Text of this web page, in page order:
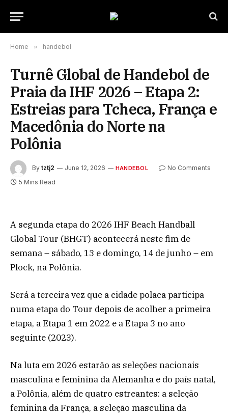
Home » handebol
Turnê Global de Handebol de
Praia da IHF 2026 – Etapa 2:
Estreias para Tcheca, França e
Macedônia do Norte na
Polônia
By tztj2 June 12, 2026 HANDEBOL
No Comments
5 Mins Read
A segunda etapa do 2026 IHF Beach Handball
Global Tour (BHGT) acontecerá neste fim de
semana – sábado, 13 e domingo, 14 de junho – em
Plock, na Polônia.
Será a terceira vez que a cidade polaca participa
numa etapa do Tour depois de acolher a primeira
etapa, a Etapa 1 em 2022 e a Etapa 3 no ano
seguinte (2023).
Na luta em 2026 estarão as seleções nacionais
masculina e feminina da Alemanha e do país natal,
a Polônia, além de quatro estreantes: a seleção
feminina da França, a seleção masculina da